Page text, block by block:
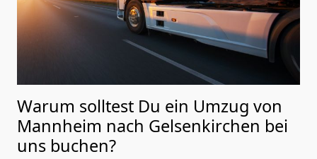
Warum solltest Du ein Umzug von
Mannheim nach Gelsenkirchen bei
uns buchen?